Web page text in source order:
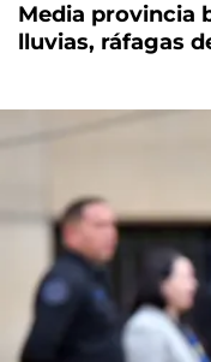
Media provincia
lluvias, ráfagas